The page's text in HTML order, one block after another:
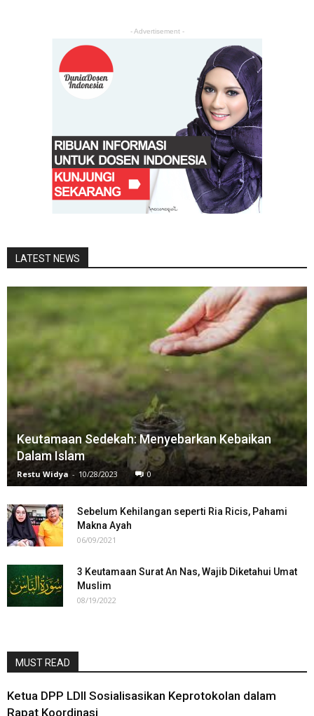
- Advertisement -
LATEST NEWS
Keutamaan Sedekah: Menyebarkan Kebaikan
Dalam Islam
Restu Widya - 10/28/2023 0
Sebelum Kehilangan seperti Ria Ricis, Pahami
Makna Ayah
06/09/2021
3 Keutamaan Surat An Nas, Wajib Diketahui Umat
Muslim
08/19/2022
MUST READ
Ketua DPP LDII Sosialisasikan Keprotokolan dalam
Rapat Koordinasi